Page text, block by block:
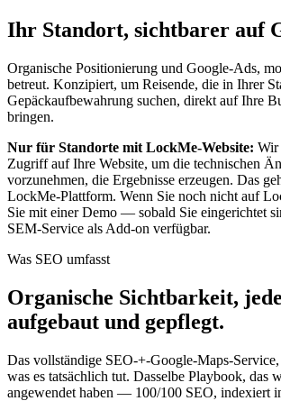
Ihr Standort, sichtbarer auf
Organische Positionierung und Google-Ads,
betreut. Konzipiert, um Reisende, die in Ihrer
Gepäckaufbewahrung suchen, direkt auf Ihre
bringen.
Nur für Standorte mit LockMe-Website: Wir
Zugriff auf Ihre Website, um die technischen
vorzunehmen, die Ergebnisse erzeugen. Das
LockMe-Plattform. Wenn Sie noch nicht auf
Sie mit einer Demo — sobald Sie eingerichtet
SEM-Service als Add-on verfügbar.
Was SEO umfasst
Organische Sichtbarkeit,
aufgebaut und gepflegt.
Das vollständige SEO-+-Google-Maps-
was es tatsächlich tut. Dasselbe Playbook, das
angewendet haben — 100/100 SEO, indexiert